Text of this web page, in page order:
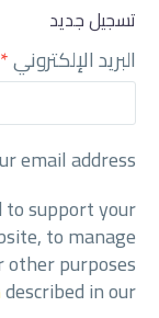
تسجيل جديد
البريد الإلكتروني*
email address.
to support your
to manage
other purposes
described in our